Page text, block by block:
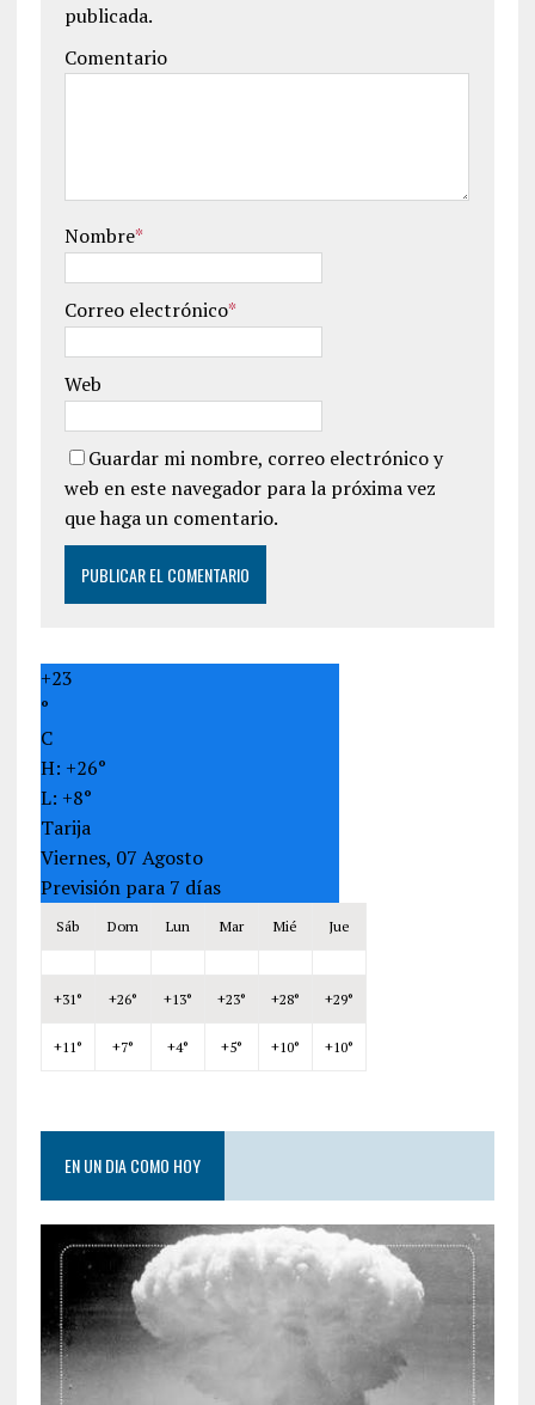
publicada.
Comentario
Nombre*
Correo electrónico*
Web
Guardar mi nombre, correo electrónico y
web en este navegador para la próxima vez
que haga un comentario.
+23
°
C
H: +26°
L: +8°
Tarija
Viernes, 07 Agosto
Previsión para 7 días
Sáb Dom Lun Mar Mié Jue
+31° +26° +13° +23° +28° +29°
+11° +7° +4° +5° +10° +10°
EN UN DIA COMO HOY